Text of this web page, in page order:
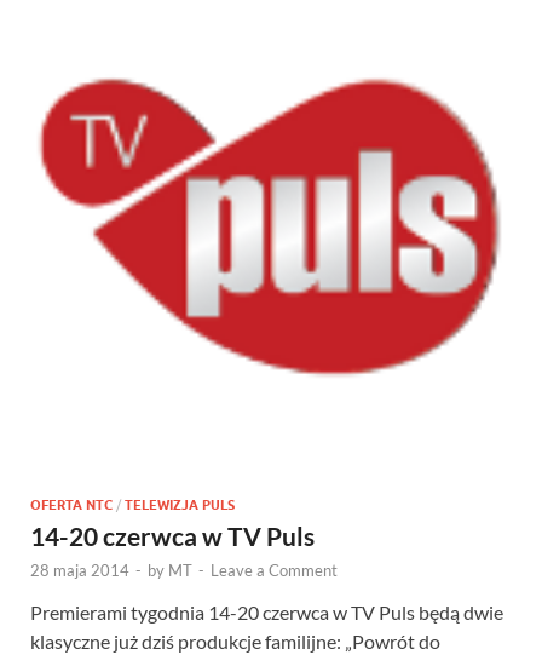
OFERTA NTC / TELEWIZJA PULS
14-20 czerwca w TV Puls
28 maja 2014 - by MT - Leave a Comment
Premierami tygodnia 14-20 czerwca w TV Puls będą dwie
klasyczne już dziś produkcje familijne: „Powrót do